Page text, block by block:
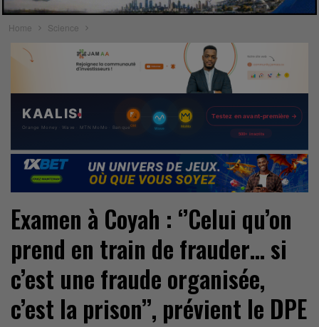
Home Science
Examen à Coyah : ‘’Celui qu’on
prend en train de frauder… si
c’est une fraude organisée,
c’est la prison’’, prévient le DPE